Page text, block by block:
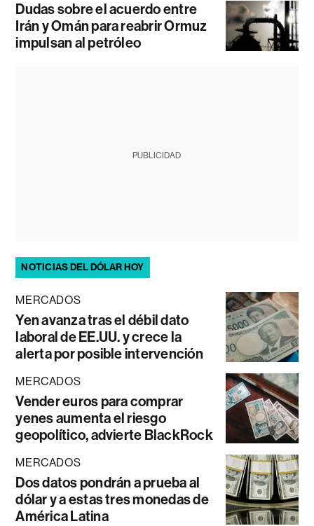
Dudas sobre el acuerdo entre
Irán y Omán para reabrir Ormuz
impulsan al petróleo
PUBLICIDAD
NOTICIAS DEL DÓLAR HOY
MERCADOS
Yen avanza tras el débil dato
laboral de EE.UU. y crece la
alerta por posible intervención
MERCADOS
Vender euros para comprar
yenes aumenta el riesgo
geopolítico, advierte BlackRock
MERCADOS
Dos datos pondrán a prueba al
dólar y a estas tres monedas de
América Latina